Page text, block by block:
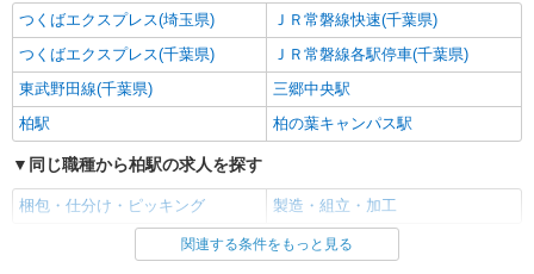
派遣社員
SGフィルダー株式会社/A34107-003
荷物・商品仕分け
≪柏O≫ 千葉県柏市新十余二
キープ
パート
株式会社バイトレ（ADM814684）
つくばエクスプレス(埼玉県)
ＪＲ常磐線快速(千葉県)
つくばエクスプレス(千葉県)
ＪＲ常磐線各駅停車(千葉県)
東武野田線(千葉県)
三郷中央駅
柏駅
柏の葉キャンパス駅
同じ職種から柏駅の求人を探す
梱包・仕分け・ピッキング 製造・組立・加工
同じ雇用形態から柏駅の求人を探す
関連する条件をもっと見る